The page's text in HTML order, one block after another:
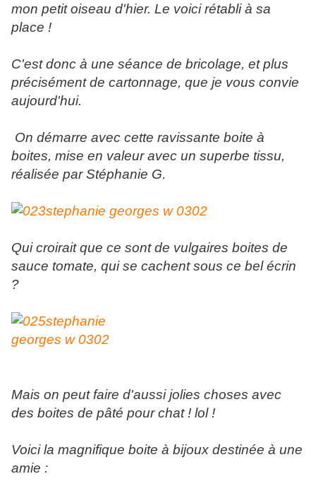
mon petit oiseau d'hier. Le voici rétabli à sa
place !
C'est donc à une séance de bricolage, et plus
précisément de cartonnage, que je vous convie
aujourd'hui.
On démarre avec cette ravissante boite à
boites, mise en valeur avec un superbe tissu,
réalisée par Stéphanie G.
Qui croirait que ce sont de vulgaires boites de
sauce tomate, qui se cachent sous ce bel écrin
?
Mais on peut faire d'aussi jolies choses avec
des boites de pâté pour chat ! lol !
Voici la magnifique boite à bijoux destinée à une
amie :